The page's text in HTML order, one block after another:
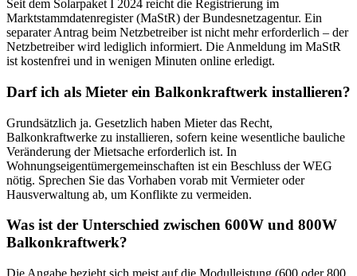
Seit dem Solarpaket I 2024 reicht die Registrierung im
Marktstammdatenregister (MaStR) der Bundesnetzagentur. Ein
separater Antrag beim Netzbetreiber ist nicht mehr erforderlich – der
Netzbetreiber wird lediglich informiert. Die Anmeldung im MaStR
ist kostenfrei und in wenigen Minuten online erledigt.
Darf ich als Mieter ein Balkonkraftwerk installieren?
Grundsätzlich ja. Gesetzlich haben Mieter das Recht,
Balkonkraftwerke zu installieren, sofern keine wesentliche bauliche
Veränderung der Mietsache erforderlich ist. In
Wohnungseigentümergemeinschaften ist ein Beschluss der WEG
nötig. Sprechen Sie das Vorhaben vorab mit Vermieter oder
Hausverwaltung ab, um Konflikte zu vermeiden.
Was ist der Unterschied zwischen 600W und 800W
Balkonkraftwerk?
Die Angabe bezieht sich meist auf die Modulleistung (600 oder 800